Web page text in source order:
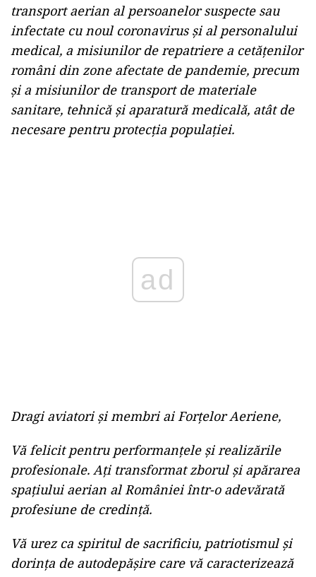
transport aerian al persoanelor suspecte sau
infectate cu noul coronavirus și al personalului
medical, a misiunilor de repatriere a cetățenilor
români din zone afectate de pandemie, precum
și a misiunilor de transport de materiale
sanitare, tehnică și aparatură medicală, atât de
necesare pentru protecția populației.
ad
Dragi aviatori și membri ai Forțelor Aeriene,
Vă felicit pentru performanțele și realizările
profesionale. Ați transformat zborul și apărarea
spațiului aerian al României într-o adevărată
profesiune de credință.
Vă urez ca spiritul de sacrificiu, patriotismul și
dorința de autodepășire care vă caracterizează